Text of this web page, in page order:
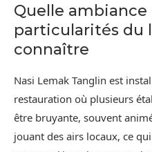
Quelle ambiance
particularités du
connaître
Nasi Lemak Tanglin est
restauration où plusieurs
être bruyante, souvent
jouant des airs locaux, ce